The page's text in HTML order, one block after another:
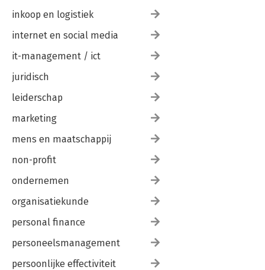
inkoop en logistiek
internet en social media
it-management / ict
juridisch
leiderschap
marketing
mens en maatschappij
non-profit
ondernemen
organisatiekunde
personal finance
personeelsmanagement
persoonlijke effectiviteit